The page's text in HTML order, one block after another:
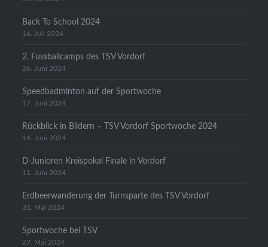
Back To School 2024
16. Juli 2024
2. Fussballcamps des TSV Vordorf
26. Juni 2024
Speedbadminton auf der Sportwoche
17. Juni 2024
Rückblick in Bildern – TSV Vordorf Sportwoche 2024
14. Juni 2024
D-Junioren Kreispokal Finale in Vordorf
11. Juni 2024
Erdbeerwanderung der Turnsparte des TSV Vordorf
31. Mai 2024
Sportwoche bei TSV
27. Mai 2024